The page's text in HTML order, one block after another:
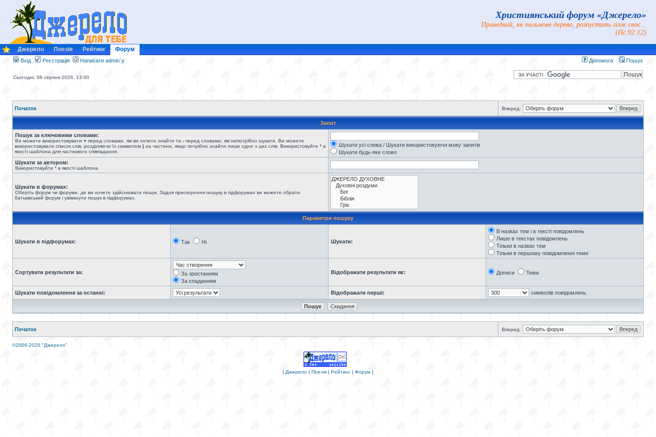
Християнський форум «Джерело»
Праведний, як пальмове дерево, розпустить гіллє своє...
(Пс.92:12)
Джерело Поезія Рейтинг Форум
Вхід Реєстрація Написати admin`у Допомога Пошук
Сьогодні: 08 серпня 2026, 13:00
Початок Вперед:
Запит
Пошук за ключовими словами:
Ви можете використовувати + перед словами, які ви хочете знайти та - перед словами, які непотрібно шукати. Ви можете
використовувати список слів, розділяючи їх символом | на частини, якщо потрібно знайти лише одне з цих слів. Використовуйте * в
якості шаблона для часткового співпадання.
Шукати усі слова / Шукати використовуючи мову запитів
Шукати будь-яке слово
Шукати за автором:
Використовуйте * в якості шаблона
Шукати в форумах:
Оберіть форум чи форуми, де ви хочете здійснювати пошук. Задля прискорення пошуку в підфорумах ви можете обрати
батьківський форум і увімкнути пошук в підфорумах.
Параметри пошуку
Шукати в підфорумах: Так Ні Шукати:
В назвах тем і в тексті повідомлень
Лише в текстах повідомлень
Тільки в назвах тем
Тільки в першому повідомленні теми
Сортувати результати за:
За зростанням
За спаданням
Відображати результати як: Дописи Теми
Шукати повідомлення за останні: Відображати перші: символів повідомлень
Початок Вперед:
©2006-2026 "Джерело"
| Джерело | Поезія | Рейтинг | Форум |